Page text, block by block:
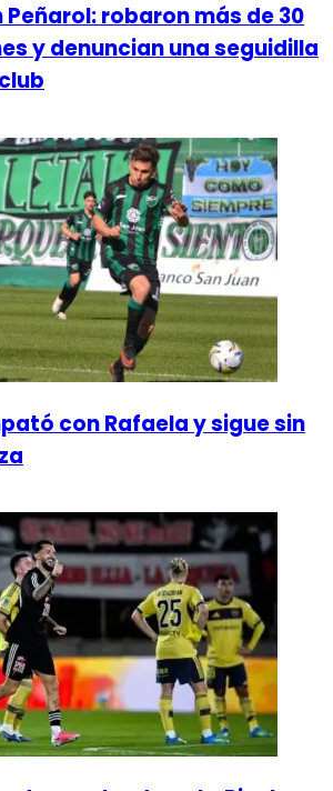
robaron más de 30
y denuncian una seguidilla
con Rafaela y sigue sin